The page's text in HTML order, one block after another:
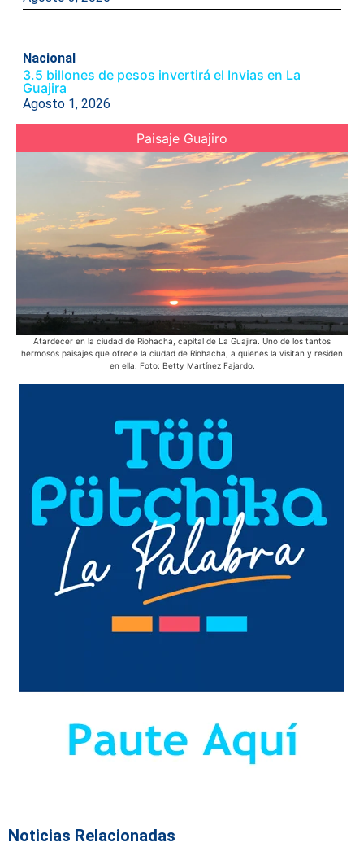
Nacional
3.5 billones de pesos invertirá el Invias en La
Guajira
Agosto 1, 2026
Paisaje Guajiro
Atardecer en la ciudad de Riohacha, capital de La Guajira. Uno de los tantos
hermosos paisajes que ofrece la ciudad de Riohacha, a quienes la visitan y residen
en ella. Foto: Betty Martínez Fajardo.
Noticias Relacionadas